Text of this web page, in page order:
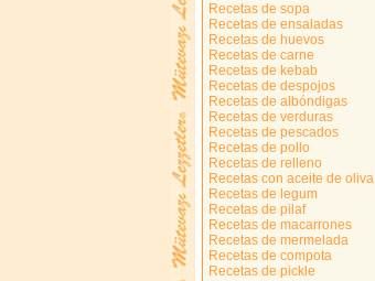
Recetas de sopa
Recetas de ensaladas
Recetas de huevos
Recetas de carne
Recetas de kebab
Recetas de despojos
Recetas de albóndigas
Recetas de verduras
Recetas de pescados
Recetas de pollo
Recetas de relleno
Recetas con aceite de oliva
Recetas de legum
Recetas de pilaf
Recetas de macarrones
Recetas de mermelada
Recetas de compota
Recetas de pickle